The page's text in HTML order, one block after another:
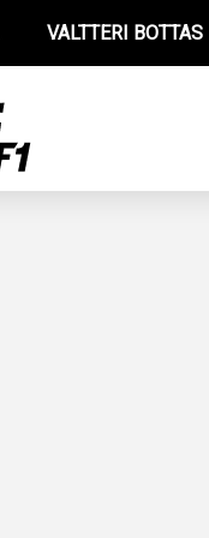
VALTTERI BOTTAS